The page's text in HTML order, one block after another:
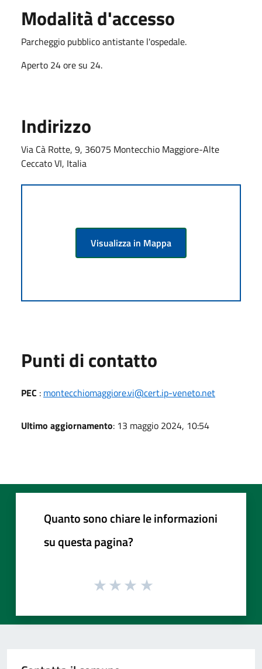
Modalità d'accesso
Parcheggio pubblico antistante l'ospedale.
Aperto 24 ore su 24.
Indirizzo
Via Cà Rotte, 9, 36075 Montecchio Maggiore-Alte
Ceccato VI, Italia
Visualizza in Mappa
Punti di contatto
PEC : montecchiomaggiore.vi@cert.ip-veneto.net
Ultimo aggiornamento: 13 maggio 2024, 10:54
Quanto sono chiare le informazioni
su questa pagina?